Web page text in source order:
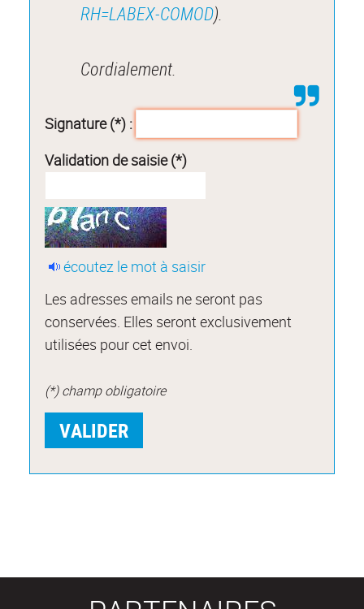
RH=LABEX-COMOD).
Cordialement.
Signature (*) :
Validation de saisie (*)
écoutez le mot à saisir
Les adresses emails ne seront pas
conservées. Elles seront exclusivement
utilisées pour cet envoi.
(*) champ obligatoire